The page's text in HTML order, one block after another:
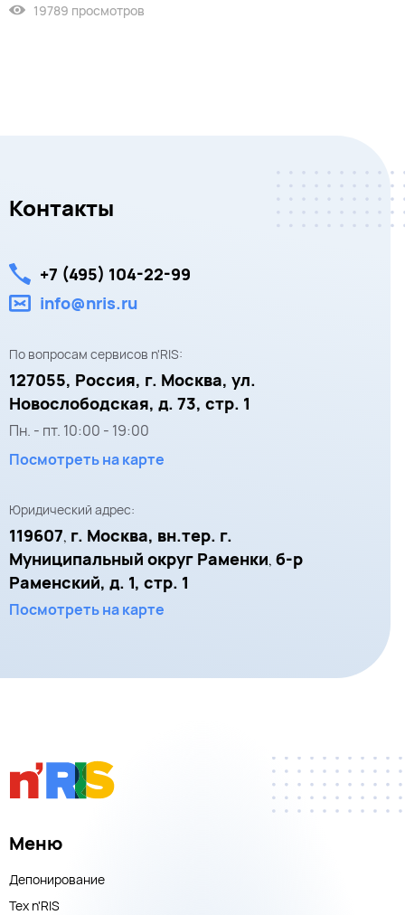
19789 просмотров
Контакты
+7 (495) 104-22-99
info@nris.ru
По вопросам сервисов n'RIS:
127055, Россия, г. Москва, ул.
Новослободская, д. 73, стр. 1
Пн. - пт. 10:00 - 19:00
Посмотреть на карте
Юридический адрес:
119607, г. Москва, вн.тер. г.
Муниципальный округ Раменки, б-р
Раменский, д. 1, стр. 1
Посмотреть на карте
Меню
Депонирование
Тех n'RIS